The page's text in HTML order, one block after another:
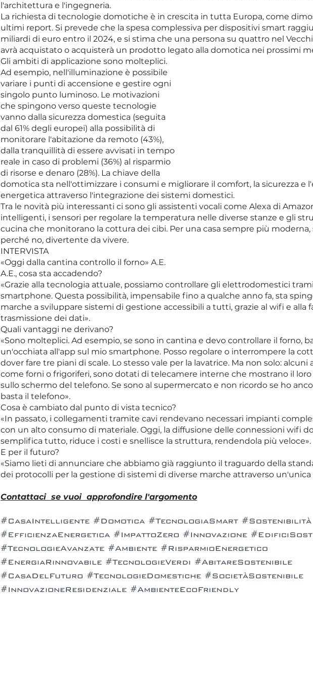
l'architettura e l'ingegneria.
La richiesta di tecnologie domotiche è in crescita in tutta Europa, come
ultimi report. Si prevede che la spesa complessiva per dispositivi smart
miliardi di euro entro il 2024, e si stima che una persona su quattro nel
avrà acquistato o acquisterà un prodotto legato alla domotica nei prossimi
Gli ambiti di applicazione sono molteplici.
Ad esempio, nell'illuminazione è possibile
variare i punti di accensione e gestire ogni
singolo punto luminoso. Le motivazioni
che spingono verso queste tecnologie
vanno dalla sicurezza domestica (seguita
dal 61% degli europei) alla possibilità di
monitorare l'abitazione da remoto (43%),
dalla tranquillità di essere avvisati in tempo
reale in caso di problemi (36%) al risparmio
di risorse e denaro (28%). La chiave della
domotica sta nell'ottimizzare i consumi e migliorare il comfort, la sicurezza e
energetica attraverso l'integrazione dei sistemi domestici.
Tra le novità più interessanti ci sono gli assistenti vocali come Alexa di
intelligenti, i sensori per regolare la temperatura nelle diverse stanze e gli
cucina che monitorano la cottura dei cibi. Per una casa sempre più moderna,
perché no, divertente da vivere.
INTERVISTA
«Oggi dalla cantina controllo il forno» A.E.
A.E., cosa sta accadendo?
«Grazie alla tecnologia attuale, possiamo controllare gli elettrodomestici
smartphone. Questa possibilità, impensabile fino a qualche anno fa, sta
marche a sviluppare sistemi di gestione accessibili a tutti, grazie al wifi e alla
trasmissione dei dati».
Quali vantaggi ne derivano?
«Sono molteplici. Ad esempio, se sono in cantina e devo controllare il forno,
un'occhiata all'app sul mio smartphone. Posso regolare o interrompere la
dover fare tre piani di scale. Lo stesso vale per la lavatrice. Ma non solo: alcuni
come forni o frigoriferi, sono dotati di telecamere interne che mostrano il
sullo schermo del telefono. Se sono al supermercato e non ricordo se ho
basta il telefono».
Cosa è cambiato dal punto di vista tecnico?
«In passato, i collegamenti tramite cavi rendevano necessari impianti
con un alto consumo di materiale. Oggi, la diffusione delle connessioni wifi
semplifica tutto, riduce i costi e snellisce la struttura, rendendola più veloce».
E per il futuro?
«Siamo lieti di annunciare che abbiamo già raggiunto il traguardo della
dei protocolli per la gestione di sistemi di diverse marche attraverso un'unica
Contattaci  se vuoi  approfondire l'argomento
#CasaIntelligente #Domotica #TecnologiaSmart #Sostenibilità
#EfficienzaEnergetica #ImpattoZero #Innovazione
#TecnologieAvanzate #Ambiente #RisparmioEnergetico
#EnergiaRinnovabile #TecnologieVerdi #AbitareSostenibile
#CasaDelFuturo #TecnologieDomestiche #SocietàSostenibile
#InnovazioneResidenziale #AmbienteEcoFriendly